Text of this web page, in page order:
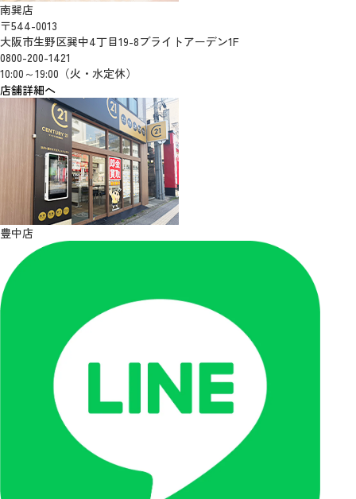
南巽店
〒544-0013
大阪市生野区巽中4丁目19-8ブライトアーデン1F
0800-200-1421
10:00～19:00（火・水定休）
店舗詳細へ
豊中店